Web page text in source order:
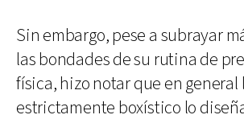
Sin embargo, pese a subrayar
las bondades de su rutina de
física, hizo notar que en general
estrictamente boxístico lo